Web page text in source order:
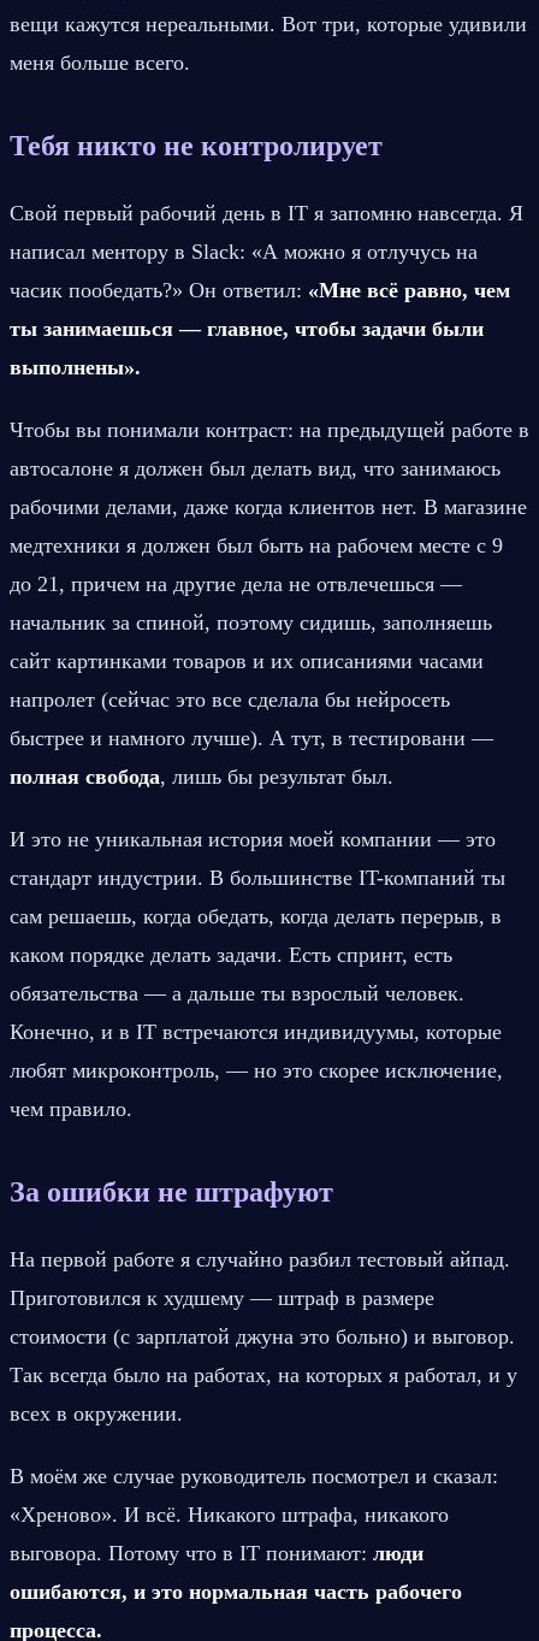
вещи кажутся нереальными. Вот три, которые удивили
меня больше всего.
Тебя никто не контролирует
Свой первый рабочий день в IT я запомню навсегда. Я
написал ментору в Slack: «А можно я отлучусь на
часик пообедать?» Он ответил: «Мне всё равно, чем
ты занимаешься — главное, чтобы задачи были
выполнены».
Чтобы вы понимали контраст: на предыдущей работе в
автосалоне я должен был делать вид, что занимаюсь
рабочими делами, даже когда клиентов нет. В магазине
медтехники я должен был быть на рабочем месте с 9
до 21, причем на другие дела не отвлечешься —
начальник за спиной, поэтому сидишь, заполняешь
сайт картинками товаров и их описаниями часами
напролет (сейчас это все сделала бы нейросеть
быстрее и намного лучше). А тут, в тестировани —
полная свобода, лишь бы результат был.
И это не уникальная история моей компании — это
стандарт индустрии. В большинстве IT-компаний ты
сам решаешь, когда обедать, когда делать перерыв, в
каком порядке делать задачи. Есть спринт, есть
обязательства — а дальше ты взрослый человек.
Конечно, и в IT встречаются индивидуумы, которые
любят микроконтроль, — но это скорее исключение,
чем правило.
За ошибки не штрафуют
На первой работе я случайно разбил тестовый айпад.
Приготовился к худшему — штраф в размере
стоимости (с зарплатой джуна это больно) и выговор.
Так всегда было на работах, на которых я работал, и у
всех в окружении.
В моём же случае руководитель посмотрел и сказал:
«Хреново». И всё. Никакого штрафа, никакого
выговора. Потому что в IT понимают: люди
ошибаются, и это нормальная часть рабочего
процесса.